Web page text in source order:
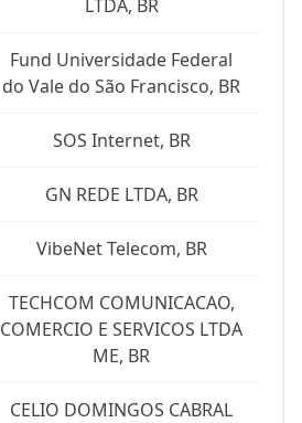
LTDA, BR
Fund Universidade Federal
do Vale do São Francisco, BR
SOS Internet, BR
GN REDE LTDA, BR
VibeNet Telecom, BR
TECHCOM COMUNICACAO,
COMERCIO E SERVICOS LTDA
ME, BR
CELIO DOMINGOS CABRAL